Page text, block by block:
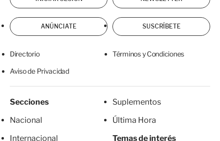
ANÚNCIATE SUSCRÍBETE
Directorio Términos y Condiciones
Aviso de Privacidad
Secciones
Nacional
Internacional
Suplementos
Última Hora
Temas de interés